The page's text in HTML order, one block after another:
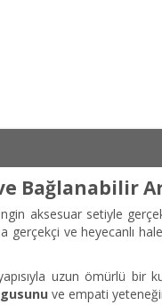
Bağlanabilir
aksesuar setiyle
gerçekçi ve heyecanlı
uzun ömürlü bir
ve empati